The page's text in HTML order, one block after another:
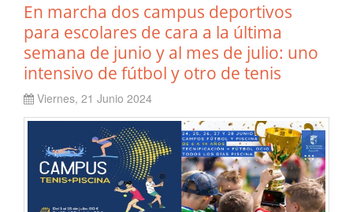
En marcha dos campus deportivos
para escolares de cara a la última
semana de junio y al mes de julio: uno
intensivo de fútbol y otro de tenis
Viernes, 21 Junio 2024